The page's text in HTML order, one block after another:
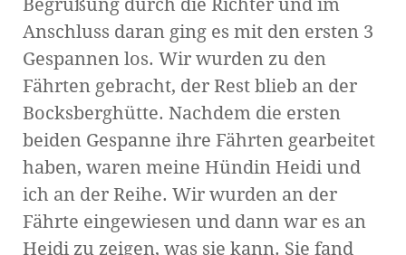
Anschluss daran ging es mit den ersten 3
Gespannen los. Wir wurden zu den
Fährten gebracht, der Rest blieb an der
Bocksberghütte. Nachdem die ersten
beiden Gespanne ihre Fährten gearbeitet
haben, waren meine Hündin Heidi und
ich an der Reihe. Wir wurden an der
Fährte eingewiesen und dann war es an
Heidi zu zeigen, was sie kann. Sie fand